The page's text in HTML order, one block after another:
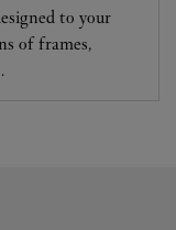
to your
of frames,